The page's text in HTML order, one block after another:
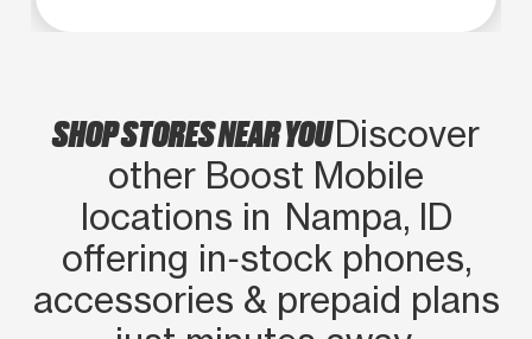
upgrade, she was the person to help
us out
SHOP STORES NEAR YOUDiscover
other Boost Mobile
locations in Nampa, ID
offering in‑stock phones,
accessories & prepaid plans